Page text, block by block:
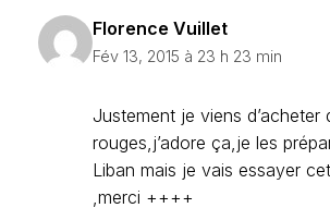
Florence Vuillet
Fév 13, 2015 à 23 h 23 min
Justement je viens d’acheter
rouges,j’adore ça,je les
Liban mais je vais essayer
,merci ++++